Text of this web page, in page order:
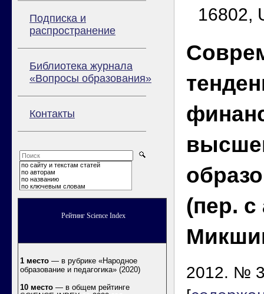
Подписка и
распространение
Библиотека журнала
«Вопросы образования»
Контакты
по сайту и текстам статей
по авторам
по названию
по ключевым словам
Рейтинг Science Index
1 место — в рубрике «Народное
образование и педагогика» (2020)
10 место — в общем рейтинге
16802,
(пер. с
2012. №